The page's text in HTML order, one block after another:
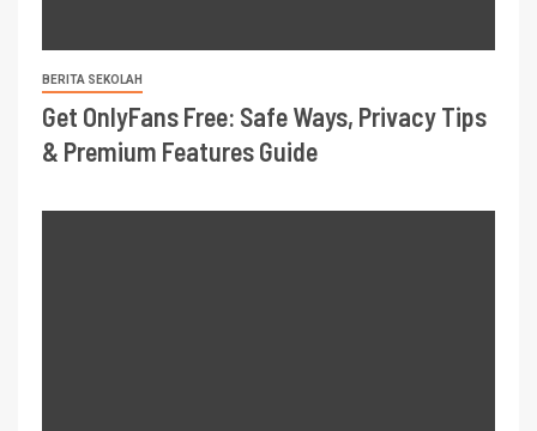
BERITA SEKOLAH
Get OnlyFans Free: Safe Ways, Privacy Tips
& Premium Features Guide